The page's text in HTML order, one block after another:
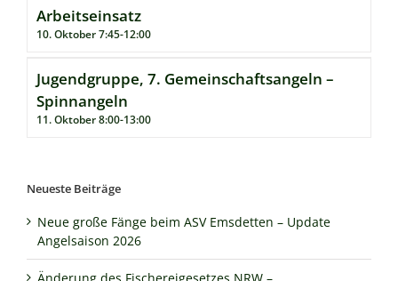
Arbeitseinsatz
10. Oktober 7:45-12:00
Jugendgruppe, 7. Gemeinschaftsangeln –
Spinnangeln
11. Oktober 8:00-13:00
Neueste Beiträge
Neue große Fänge beim ASV Emsdetten – Update
Angelsaison 2026